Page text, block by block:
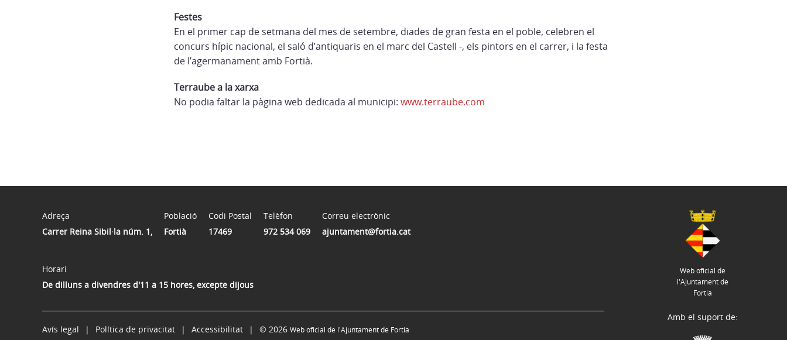
Festes
En el primer cap de setmana del mes de setembre, diades de gran festa en el poble, celebren el
concurs hípic nacional, el saló d’antiquaris en el marc del Castell -, els pintors en el carrer, i la festa
de l’agermanament amb Fortià.
Terraube a la xarxa
No podia faltar la pàgina web dedicada al municipi: www.terraube.com
Adreça
Carrer Reina Sibil·la núm. 1,
Població
Fortià
Codi Postal
17469
Telèfon
972 534 069
Correu electrònic
ajuntament@fortia.cat
Horari
De dilluns a divendres d'11 a 15 hores, excepte dijous
Web oficial de
l'Ajuntament de
Fortià
Avís legal Política de privacitat Accessibilitat © 2026 Web oficial de l'Ajuntament de Fortià
Amb el suport de: